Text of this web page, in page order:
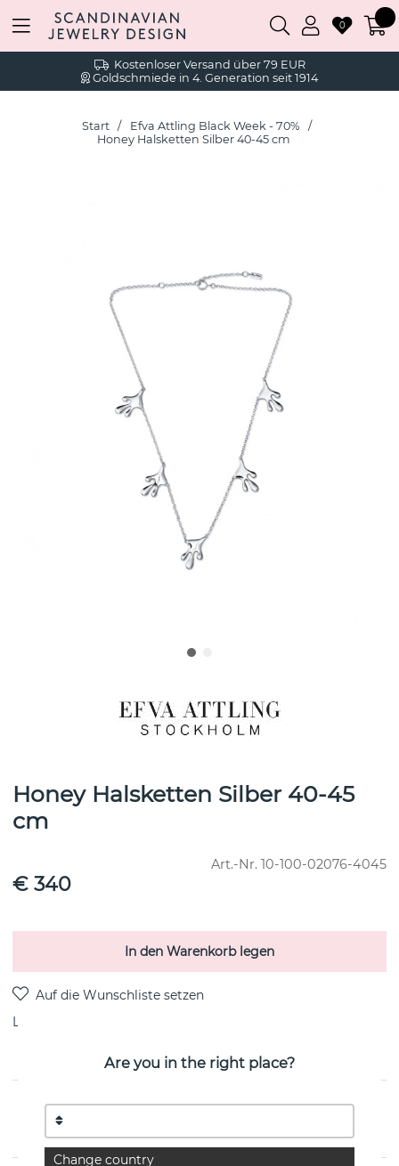
Kostenloser Versand über 79 EUR
Goldschmiede in 4. Generation seit 1914
0
Start
Efva Attling Black Week - 70%
Honey Halsketten Silber 40-45 cm
Honey Halsketten Silber 40-45
cm
Art.-Nr. 10-100-02076-4045
€ 340
In den Warenkorb legen
Lieferung:
PRODUKTBESCHREIBUNG
von der schwedischen Marke Efva Attling
Are you in the right place?
Change country